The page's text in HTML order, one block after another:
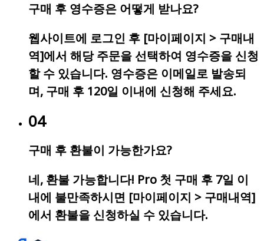
구매 후 영수증은 어떻게 받나요?
웹사이트에 로그인 후 [마이페이지 > 구매내
역]에서 해당 주문을 선택하여 영수증을 신청
할 수 있습니다. 영수증은 이메일로 발송되
며, 구매 후 120일 이내에 신청해 주세요.
04
구매 후 환불이 가능한가요?
네, 환불 가능합니다! Pro 첫 구매 후 7일 이
내에 불만족하시면 [마이페이지 > 구매내역]
에서 환불을 신청하실 수 있습니다.